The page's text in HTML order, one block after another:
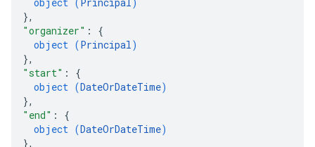
},
"organizer" : {
object (Principal)
},
"start" : {
object (DateOrDateTime)
},
"end" : {
object (DateOrDateTime)
},